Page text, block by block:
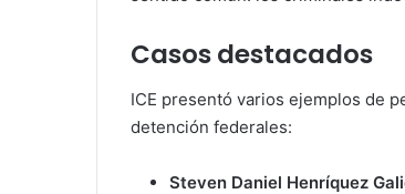
Casos destacados
ICE presentó varios ejemplos de
detención federales:
Steven Daniel Henríquez